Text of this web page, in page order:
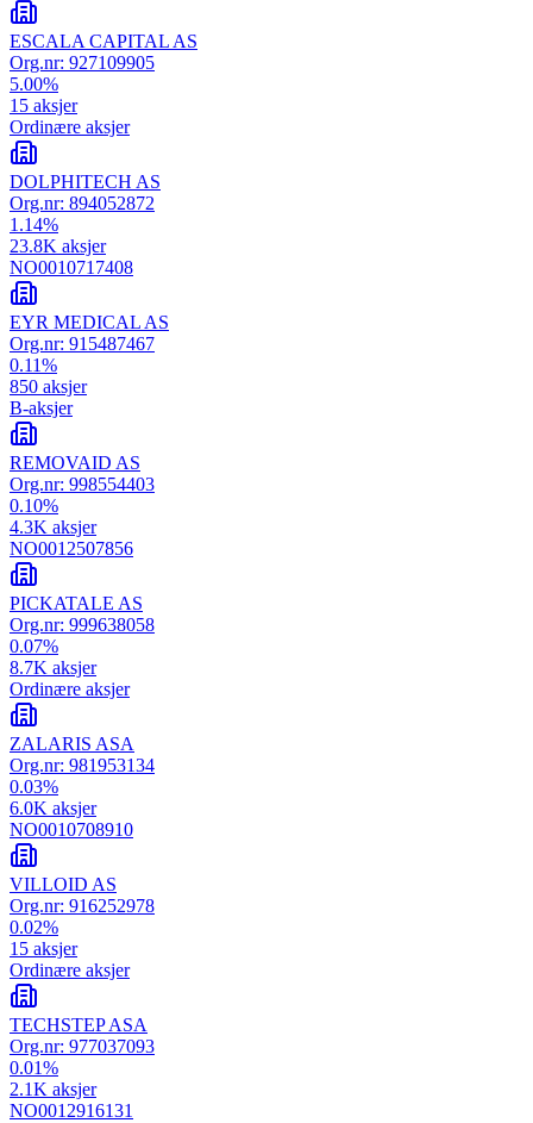
ESCALA CAPITAL AS
Org.nr: 927109905
5.00%
15 aksjer
Ordinære aksjer
DOLPHITECH AS
Org.nr: 894052872
1.14%
23.8K aksjer
NO0010717408
EYR MEDICAL AS
Org.nr: 915487467
0.11%
850 aksjer
B-aksjer
REMOVAID AS
Org.nr: 998554403
0.10%
4.3K aksjer
NO0012507856
PICKATALE AS
Org.nr: 999638058
0.07%
8.7K aksjer
Ordinære aksjer
ZALARIS ASA
Org.nr: 981953134
0.03%
6.0K aksjer
NO0010708910
VILLOID AS
Org.nr: 916252978
0.02%
15 aksjer
Ordinære aksjer
TECHSTEP ASA
Org.nr: 977037093
0.01%
2.1K aksjer
NO0012916131